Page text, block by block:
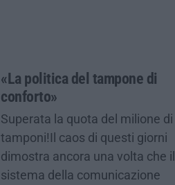
«La politica del tampone di
conforto»
Superata la quota del milione di
tamponi!Il caos di questi giorni
dimostra ancora una volta che il
sistema della comunicazione